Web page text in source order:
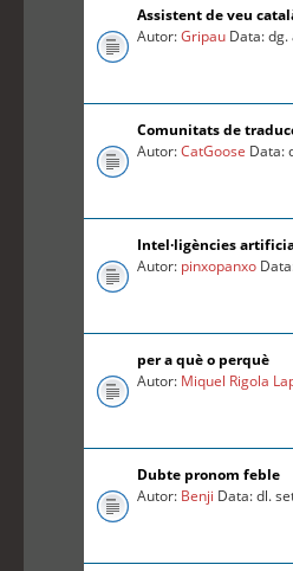
Assistent de veu
Autor:Gripau Data:
Comunitats de
Autor:CatGoose Data:
Intel·ligències
Autor: pinxopanxo
per a què o perquè
Autor: Miquel Rigola
Dubte pronom feble
Autor: Benji Data: dl.